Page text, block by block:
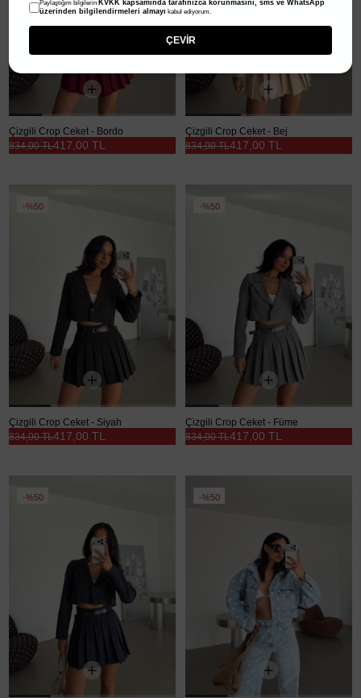
Çizgili Crop Ceket - Bordo
417,00 TL
834,00 TL
Çizgili Crop Ceket - Bej
417,00 TL
834,00 TL
%50
Çizgili Crop Ceket - Siyah
417,00 TL
834,00 TL
%50
Çizgili Crop Ceket - Füme
417,00 TL
834,00 TL
%50 %50
Paylaştığım bilgilerin KVKK kapsamında tarafınızca korunmasını, sms ve WhatsApp
üzerinden bilgilendirmeleri almayı kabul ediyorum.
ÇEVİR